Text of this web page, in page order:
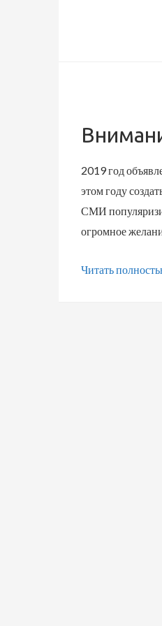
2019 год
этом году
СМИ
огромное
Читать